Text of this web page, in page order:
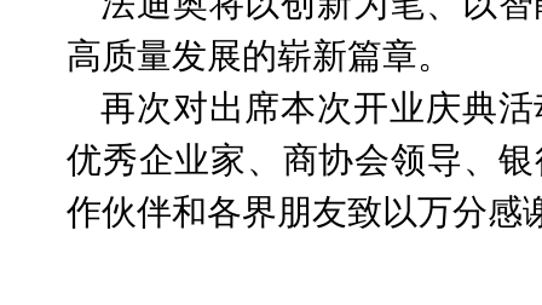
高质量发展的崭新篇章。
再次对出席本次开业庆典
优秀企业家、商协会领导、
作伙伴和各界朋友致以万分感